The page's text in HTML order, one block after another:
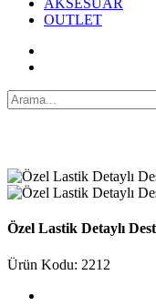
AKSESUAR
OUTLET
Özel Lastik Detaylı
Ürün Kodu: 2212